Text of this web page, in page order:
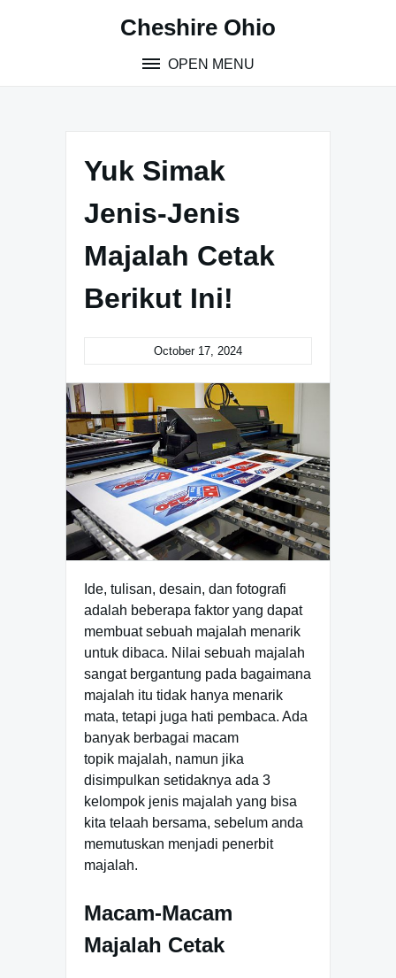
Cheshire Ohio
OPEN MENU
Yuk Simak
Jenis-Jenis
Majalah Cetak
Berikut Ini!
October 17, 2024
Ide, tulisan, desain, dan fotografi
adalah beberapa faktor yang dapat
membuat sebuah majalah menarik
untuk dibaca. Nilai sebuah majalah
sangat bergantung pada bagaimana
majalah itu tidak hanya menarik
mata, tetapi juga hati pembaca. Ada
banyak berbagai macam
topik majalah, namun jika
disimpulkan setidaknya ada 3
kelompok jenis majalah yang bisa
kita telaah bersama, sebelum anda
memutuskan menjadi penerbit
majalah.
Macam-Macam
Majalah Cetak